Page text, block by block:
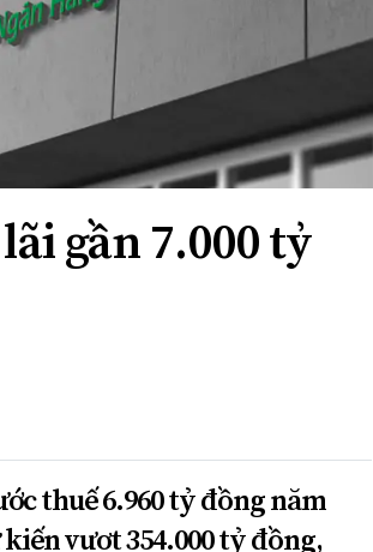
gần 7.000 tỷ
thuế 6.960 tỷ đồng năm
vượt 354.000 tỷ đồng,